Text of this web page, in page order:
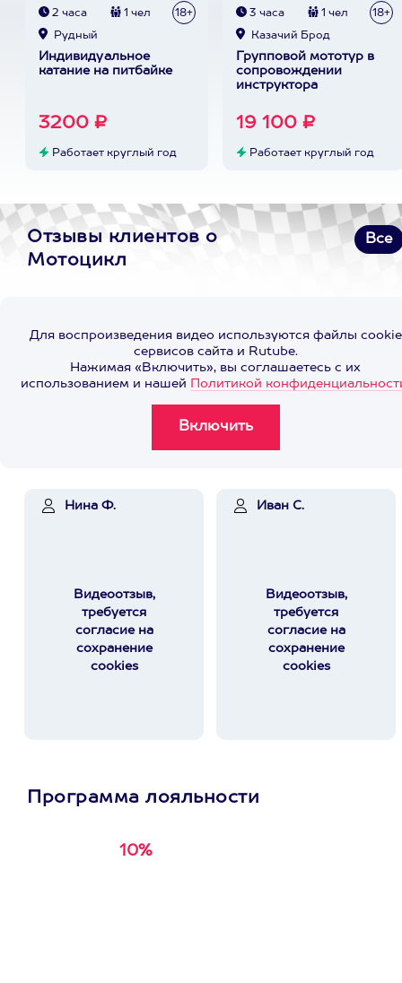
2 часа 1 чел 18+
Рудный
Индивидуальное
катание на питбайке
3200 ₽
Работает круглый год
3 часа 1 чел 18+
Казачий Брод
Групповой мототур в
сопровождении
инструктора
19 100 ₽
Работает круглый год
Отзывы клиентов о
Мотоцикл
Все
Для воспроизведения видео используются файлы cookie
сервисов сайта и Rutube.
Нажимая «Включить», вы соглашаетесь с их
использованием и нашей Политикой
Нина Ф.
Видеоотзыв,
требуется
согласие на
сохранение
cookies
Иван С.
Видеоотзыв,
требуется
согласие на
сохранение
cookies
Программа лояльности
10%